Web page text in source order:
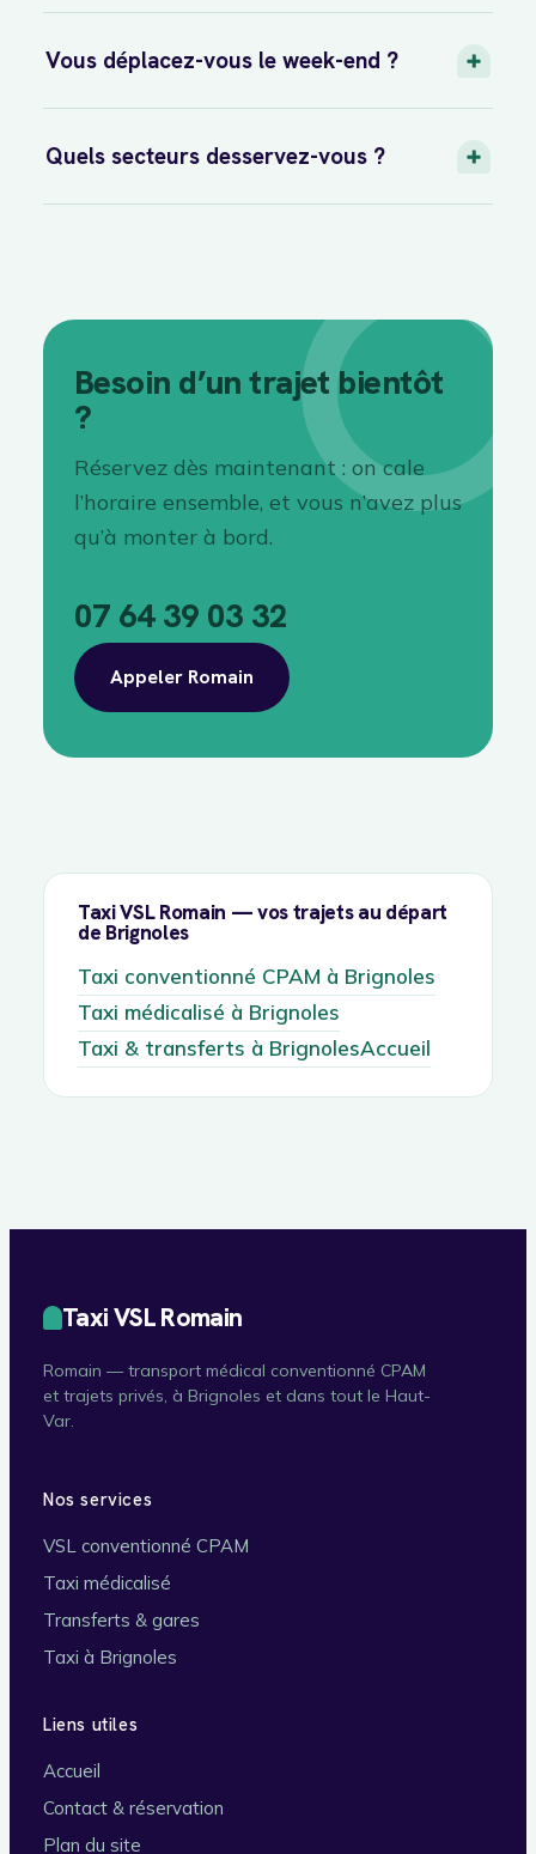
Vous déplacez-vous le week-end ?
Quels secteurs desservez-vous ?
Besoin d’un trajet bientôt
?
Réservez dès maintenant : on cale
l’horaire ensemble, et vous n’avez plus
qu’à monter à bord.
07 64 39 03 32
Appeler Romain
Taxi VSL Romain — vos trajets au départ
de Brignoles
Taxi conventionné CPAM à Brignoles
Taxi médicalisé à Brignoles
Taxi & transferts à BrignolesAccueil
Taxi VSL Romain
Romain — transport médical conventionné CPAM
et trajets privés, à Brignoles et dans tout le Haut-
Var.
Nos services
VSL conventionné CPAM
Taxi médicalisé
Transferts & gares
Taxi à Brignoles
Liens utiles
Accueil
Contact & réservation
Plan du site